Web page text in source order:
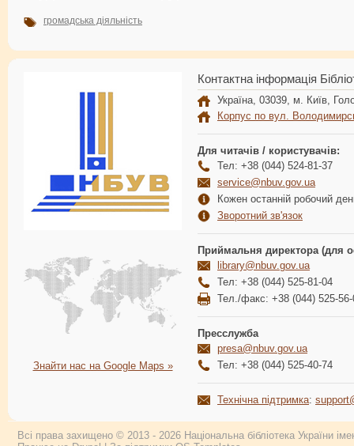
громадська діяльність
Знайти нас на Google Maps »
Контактна інформація
Україна, 03039, м. Київ,
Корпус по вул.
Для читачів / користувачів:
Тел: +38 (044) 524-81-37
service@nbuv.gov.ua
Кожен останній робочий
Зворотний зв'язок
Приймальня директора (для
library@nbuv.gov.ua
Тел: +38 (044) 525-81-04
Тел./факс: +38 (044) 525-56-
Пресслужба
presa@nbuv.gov.ua
Тел: +38 (044) 525-40-74
Технічна підтримка:
Всі права захищено © 2013 - 2026 Національна бібліотека України